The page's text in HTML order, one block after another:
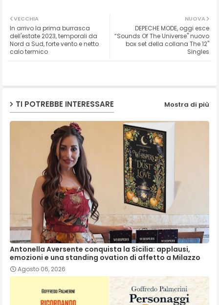
ats
NUOVA
DEPECHE MODE, oggi esce
“Sounds Of The Universe" nuovo
box set della collana The 12"
Singles
VECCHIA
In arrivo la prima burrasca
dell'estate 2023, temporali da
Nord a Sud, forte vento e netto
calo termico
TI POTREBBE INTERESSARE Mostra di più
Antonella Aversente conquista la Sicilia: applausi,
emozioni e una standing ovation di affetto a Milazzo
Agosto 06, 2026